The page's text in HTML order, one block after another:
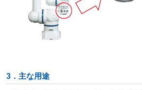
3．主な用途